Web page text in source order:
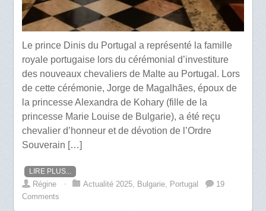
Le prince Dinis du Portugal a représenté la famille
royale portugaise lors du cérémonial d’investiture
des nouveaux chevaliers de Malte au Portugal. Lors
de cette cérémonie, Jorge de Magalhães, époux de
la princesse Alexandra de Kohary (fille de la
princesse Marie Louise de Bulgarie), a été reçu
chevalier d’honneur et de dévotion de l’Ordre
Souverain […]
LIRE PLUS...
Régine ⋅ Actualité 2025 Bulgarie Portugal
19
Comments